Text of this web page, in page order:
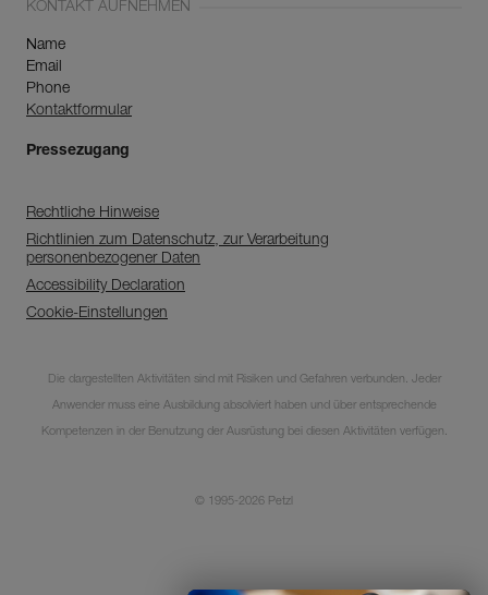
KONTAKT AUFNEHMEN
Name
Email
Phone
Kontaktformular
Pressezugang
Rechtliche Hinweise
Richtlinien zum Datenschutz, zur Verarbeitung
personenbezogener Daten
Accessibility Declaration
Cookie-Einstellungen
Die dargestellten Aktivitäten sind mit Risiken und Gefahren verbunden. Jeder
Anwender muss eine Ausbildung absolviert haben und über entsprechende
Kompetenzen in der Benutzung der Ausrüstung bei diesen Aktivitäten verfügen.
© 1995-2026 Petzl